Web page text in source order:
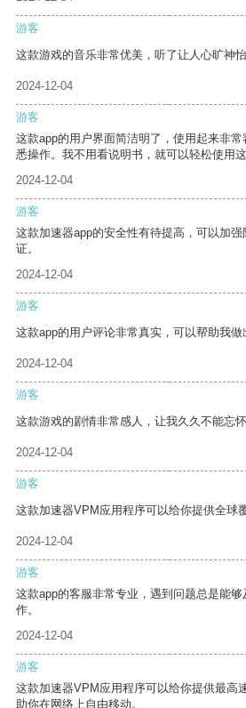
游客
这款游戏的音乐非常优美，听了让人心旷神怡
2024-12-04
游客
这款app的用户界面简洁明了，使用起来非
悉操作。我不用看说明书，就可以轻松使用这
2024-12-04
游客
这款加速器app的安全性有待提高，可以加
证。
2024-12-04
游客
这款app的用户评论非常真实，可以帮助我做
2024-12-04
游客
这款游戏的剧情非常感人，让我久久不能忘怀
2024-12-04
游客
这款加速器VPM应用程序可以给你提供全球
2024-12-04
游客
这款app的客服非常专业，遇到问题总是能
作。
2024-12-04
游客
这款加速器VPM应用程序可以给你提供最高
助你在网络上自由移动。